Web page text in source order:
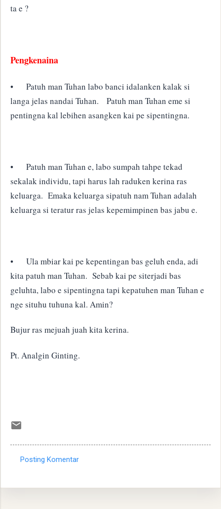
ta e ?
Pengkenaina
•
Patuh man Tuhan labo banci idalanken kalak si
langa jelas nandai Tuhan. Patuh man Tuhan eme si
pentingna kal lebihen asangken kai pe sipentingna.
•
Patuh man Tuhan e, labo sumpah tahpe tekad
sekalak individu, tapi harus lah raduken kerina ras
keluarga. Emaka keluarga sipatuh nam Tuhan adalah
keluarga si teratur ras jelas kepemimpinen bas jabu e.
•
Ula mbiar kai pe kepentingan bas geluh enda, adi
kita patuh man Tuhan. Sebab kai pe siterjadi bas
geluhta, labo e sipentingna tapi kepatuhen man Tuhan e
nge situhu tuhuna kal. Amin?
Bujur ras mejuah juah kita kerina.
Pt. Analgin Ginting.
Posting Komentar